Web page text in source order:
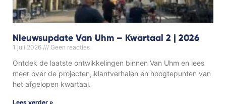
Nieuwsupdate Van Uhm – Kwartaal 2 | 2026
1 juli 2026 Geen reacties
Ontdek de laatste ontwikkelingen binnen Van Uhm en lees
meer over de projecten, klantverhalen en hoogtepunten van
het afgelopen kwartaal.
Lees verder »